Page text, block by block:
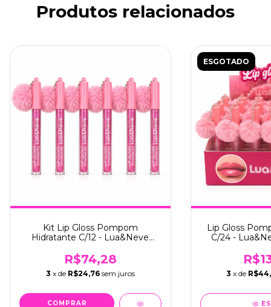
Produtos relacionados
Kit Lip Gloss Pompom
Hidratante C/12 - Lua&Neve
R$74,28
3 x de R$24,76 sem juros
ESGOTADO
Lip Gloss
C/24 -
3 x de